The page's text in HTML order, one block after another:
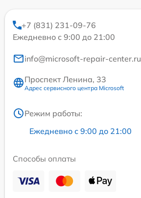
+7 (831) 231-09-76
Ежедневно с 9:00 до 21:00
info@microsoft-repair-center.ru
Проспект Ленина, 33
Адрес сервисного центра Microsoft
Режим работы:
Ежедневно с 9:00 до 21:00
Способы оплаты